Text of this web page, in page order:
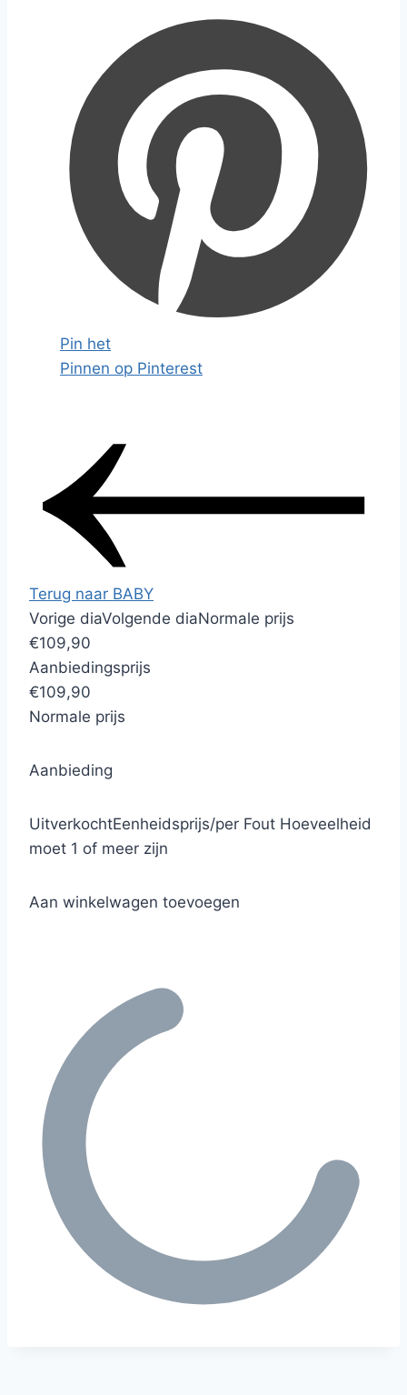
Pin het
Pinnen op Pinterest
Terug naar BABY
Vorige diaVolgende diaNormale prijs
€109,90
Aanbiedingsprijs
€109,90
Normale prijs
Aanbieding
UitverkochtEenheidsprijs/per Fout Hoeveelheid
moet 1 of meer zijn
Aan winkelwagen toevoegen